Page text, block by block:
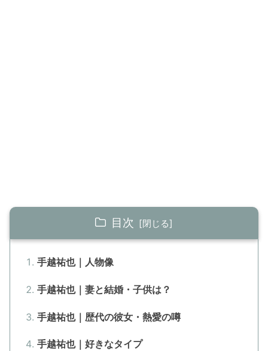
目次
手越祐也｜人物像
手越祐也｜妻と結婚・子供は？
手越祐也｜歴代の彼女・熱愛の噂
手越祐也｜好きなタイプ